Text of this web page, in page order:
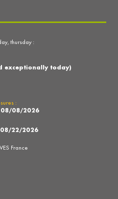
France
thursday :
exceptionally today)
:
08/2026
22/2026